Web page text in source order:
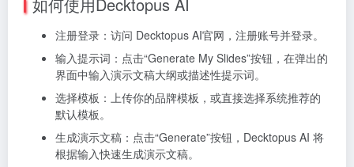
注册登录：访问 Decktopus AI官网，注册账号并登录。
输入提示词：点击“Generate My Slides”按钮，在弹出的
界面中输入演示文稿大纲或描述性提示词。
选择模板：上传你的品牌模板，或直接选择系统推荐的
默认模板。
生成演示文稿：点击“Generate”按钮，Decktopus AI 将
根据输入快速生成演示文稿。